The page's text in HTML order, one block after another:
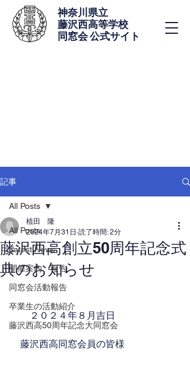
神奈川県立
藤沢西高等学校
同窓会 公式サイト
記事
All Posts
Latest News
開催案内、報告
同窓会活動報告
卒業生の活動紹介
藤沢西高50周年記念大同窓会
All Posts
藤沢西高創立50周年記念式
典のお知らせ
植田 隆
2024年7月31日 読了時間: 2分
２０２４年８月吉日
藤沢西高同窓会員の皆様